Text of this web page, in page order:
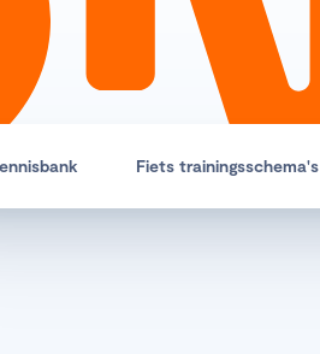
Fiets trainingsschema's